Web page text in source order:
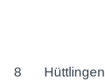
8
Hüttlingen